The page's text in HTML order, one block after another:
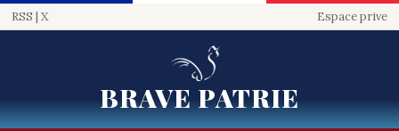
RSS | X Espace prive
BRAVE PATRIE